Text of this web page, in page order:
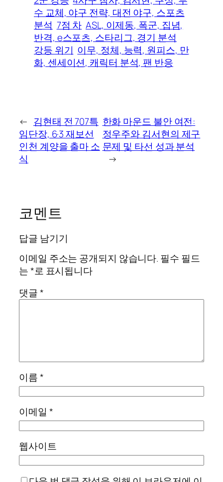
수 교체, 야구 전략, 대전 야구, 스포츠
분석 7점 차 ASL, 이제동, 폭군, 집념,
반격, e스포츠, 스타리그, 경기 분석
강등 위기 이무, 정체, 능력, 원피스, 만
화, 센세이션, 캐릭터 분석, 팬 반응
← 김현태 전 707특
임단장, 6·3 재보선
인천 계양을 출마 소
식
한화 마운드 불안 여전:
정우주와 김서현의 제구
문제 및 타선 성과 분석
→
코멘트
답글 남기기
이메일 주소는 공개되지 않습니다. 필수 필드
는*로 표시됩니다
댓글*
이름*
이메일 *
웹사이트